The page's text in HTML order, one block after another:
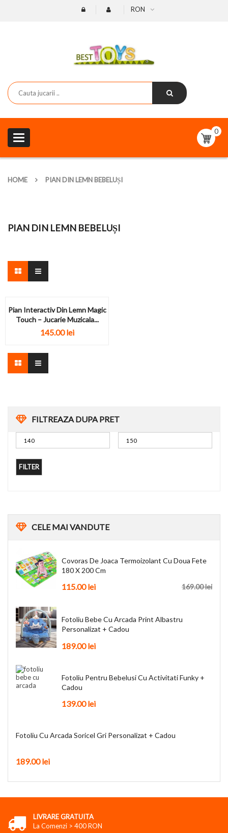
RON
Toggle
navigation
0
HOME PIAN DIN LEMN BEBELUȘI
FILTREAZA DUPA PRET
FILTER
CELEMAI VANDUTE
Covoras De Joaca Termoizolant Cu Doua Fete
180 X 200 Cm
169.00lei
115.00lei
Fotoliu Bebe Cu Arcada Print Albastru
Personalizat + Cadou
189.00lei
Fotoliu Pentru Bebelusi Cu Activitati Funky +
Cadou
139.00lei
Fotoliu Cu Arcada Soricel Gri Personalizat + Cadou
189.00lei
PIAN DIN LEMN BEBELUȘI
Pian Interactiv Din Lemn Magic
Touch – Jucarie Muzicala...
145.00lei
LIVRARE GRATUITA
La Comenzi > 400 RON